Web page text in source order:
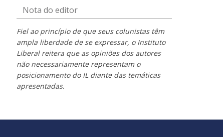
Nota do editor
Fiel ao princípio de que seus colunistas têm
ampla liberdade de se expressar, o Instituto
Liberal reitera que as opiniões dos autores
não necessariamente representam o
posicionamento do IL diante das temáticas
apresentadas.